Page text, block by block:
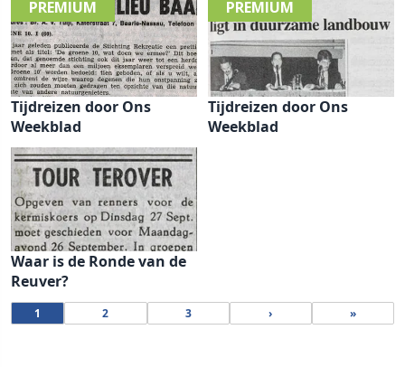
Tijdreizen door Ons
Weekblad
Tijdreizen door Ons
Weekblad
Waar is de Ronde van de
Reuver?
1 2 3 › »